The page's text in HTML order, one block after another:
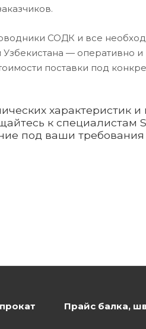
СОДК и все
— оперативно
поставки под
характеристик
к
под ваши
Прайс балка,